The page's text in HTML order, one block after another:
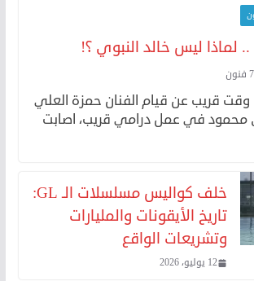
ليس خالد النبوي ؟!
7 فنون
وقت قريب عن قيام الفنان حمزة العلي
في عمل درامي قريب، اصابت
خلف كواليس مسلسلات الـ GL:
تاريخ الأيقونات والمليارات
وتشريعات الواقع
12 يوليو، 2026